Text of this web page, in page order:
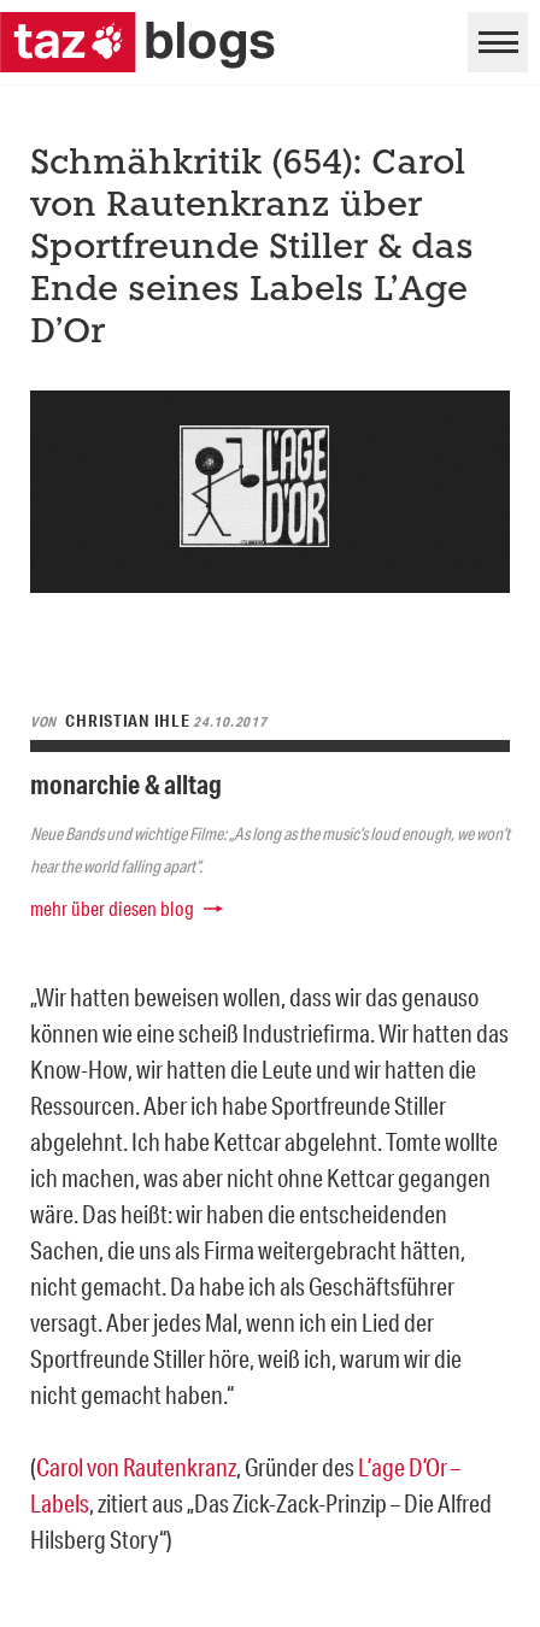
Schmähkritik (654): Carol
von Rautenkranz über
Sportfreunde Stiller & das
Ende seines Labels L’Age
D’Or
VON CHRISTIAN IHLE24.10.2017
monarchie & alltag
Neue Bands und wichtige Filme: „As long as the music’s loud enough, we won’t
hear the world falling apart“.
mehr über diesen blog
„Wir hatten beweisen wollen, dass wir das genauso
können wie eine scheiß Industriefirma. Wir hatten das
Know-How, wir hatten die Leute und wir hatten die
Ressourcen. Aber ich habe Sportfreunde Stiller
abgelehnt. Ich habe Kettcar abgelehnt. Tomte wollte
ich machen, was aber nicht ohne Kettcar gegangen
wäre. Das heißt: wir haben die entscheidenden
Sachen, die uns als Firma weitergebracht hätten,
nicht gemacht. Da habe ich als Geschäftsführer
versagt. Aber jedes Mal, wenn ich ein Lied der
Sportfreunde Stiller höre, weiß ich, warum wir die
nicht gemacht haben.“
(Carol von Rautenkranz, Gründer desL’age D’Or –
Labels, zitiert aus „Das Zick-Zack-Prinzip – Die Alfred
Hilsberg Story“)